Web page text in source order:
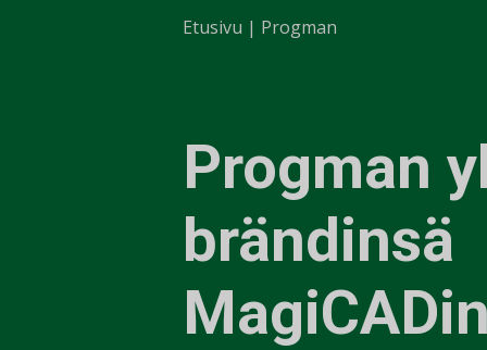
Etusivu | Progman
Progman
brändinsä